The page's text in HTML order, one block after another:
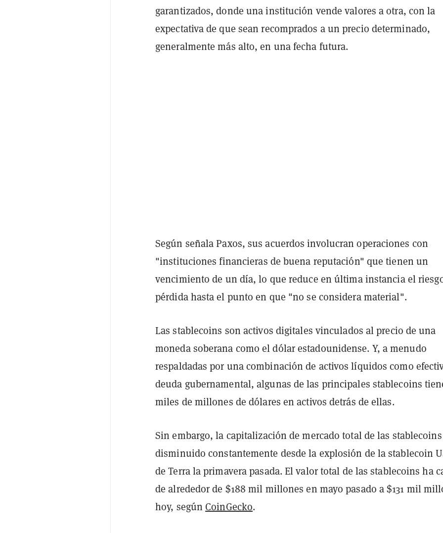
garantizados, donde una institución vende valores a otra, con la
expectativa de que sean recomprados a un precio determinado,
generalmente más alto, en una fecha futura.
Según señala Paxos, sus acuerdos involucran operaciones con
"instituciones financieras de buena reputación" que tienen un
vencimiento de un día, lo que reduce en última instancia el
pérdida hasta el punto en que "no se considera material".
Las stablecoins son activos digitales vinculados al precio de una
moneda soberana como el dólar estadounidense. Y, a menudo
respaldadas por una combinación de activos líquidos como
deuda gubernamental, algunas de las principales stablecoins
miles de millones de dólares en activos detrás de ellas.
Sin embargo, la capitalización de mercado total de las
disminuido constantemente desde la explosión de la stablecoin
de Terra la primavera pasada. El valor total de las stablecoins ha
de alrededor de $188 mil millones en mayo pasado a $131 mil
hoy, según CoinGecko.